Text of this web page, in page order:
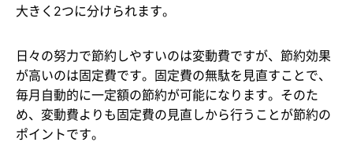
大きく2つに分けられます。
日々の努力で節約しやすいのは変動費ですが、節約効果
が高いのは固定費です。固定費の無駄を見直すことで、
毎月自動的に一定額の節約が可能になります。そのた
め、変動費よりも固定費の見直しから行うことが節約の
ポイントです。